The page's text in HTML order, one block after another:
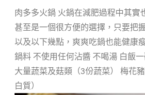
肉多多火鍋 火鍋在減肥過程中其實
甚至是一個很方便的選擇，只要把
以及以下幾點，爽爽吃鍋也能健康
鍋料 不使用任何沾醬 不喝湯 白飯一
大量蔬菜及菇類（3份蔬菜） 梅花
白質）